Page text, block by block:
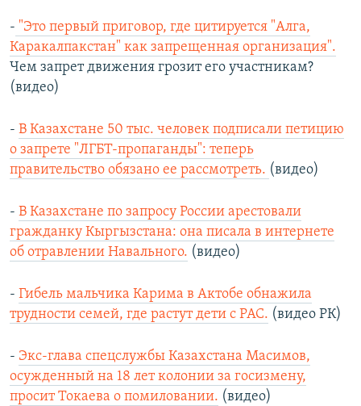
- "Это первый приговор, где цитируется "Алга,
Каракалпакстан" как запрещенная организация".
Чем запрет движения грозит его участникам?
(видео)
- В Казахстане 50 тыс. человек подписали петицию
о запрете "ЛГБТ-пропаганды": теперь
правительство обязано ее рассмотреть. (видео)
- В Казахстане по запросу России арестовали
гражданку Кыргызстана: она писала в интернете
об отравлении Навального. (видео)
- Гибель мальчика Карима в Актобе обнажила
трудности семей, где растут дети с РАС. (видео РК)
- Экс‑глава спецслужбы Казахстана Масимов,
осужденный на 18 лет колонии за госизмену,
просит Токаева о помиловании. (видео)